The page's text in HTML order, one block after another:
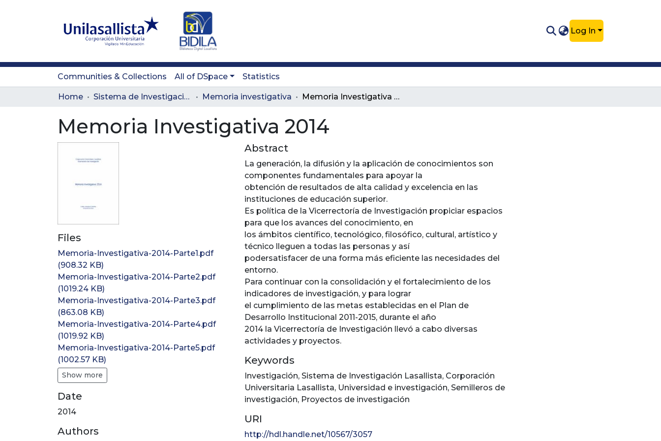
Log In
Communities & Collections All of DSpace Statistics
Home Sistema de Investigación Lasallista Memoria investigativa Memoria Investigativa 2014
Memoria Investigativa 2014
Files
Memoria-Investigativa-2014-Parte1.pdf
(908.32 KB)
Memoria-Investigativa-2014-Parte2.pdf
(1019.24 KB)
Memoria-Investigativa-2014-Parte3.pdf
(863.08 KB)
Memoria-Investigativa-2014-Parte4.pdf
(1019.92 KB)
Memoria-Investigativa-2014-Parte5.pdf
(1002.57 KB)
Show more
Date
2014
Authors
Abstract
La generación, la difusión y la aplicación de conocimientos son
componentes fundamentales para apoyar la
obtención de resultados de alta calidad y excelencia en las
instituciones de educación superior.
Es política de la Vicerrectoría de Investigación propiciar espacios
para que los avances del conocimiento, en
los ámbitos científico, tecnológico, filosófico, cultural, artístico y
técnico lleguen a todas las personas y así
podersatisfacer de una forma más eficiente las necesidades del
entorno.
Para continuar con la consolidación y el fortalecimiento de los
indicadores de investigación, y para lograr
el cumplimiento de las metas establecidas en el Plan de
Desarrollo Institucional 2011-2015, durante el año
2014 la Vicerrectoría de Investigación llevó a cabo diversas
actividades y proyectos.
Keywords
Investigación, Sistema de Investigación Lasallista, Corporación
Universitaria Lasallista, Universidad e investigación, Semilleros de
investigación, Proyectos de investigación
URI
http://hdl.handle.net/10567/3057